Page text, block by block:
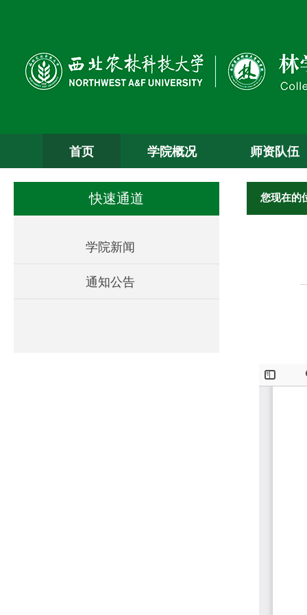
首页 学院概况 师资队伍
快速通道
学院新闻
通知公告
您现在的